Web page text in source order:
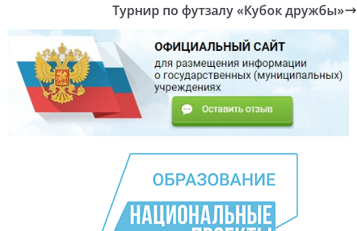
Турнир по футзалу «Кубок дружбы»